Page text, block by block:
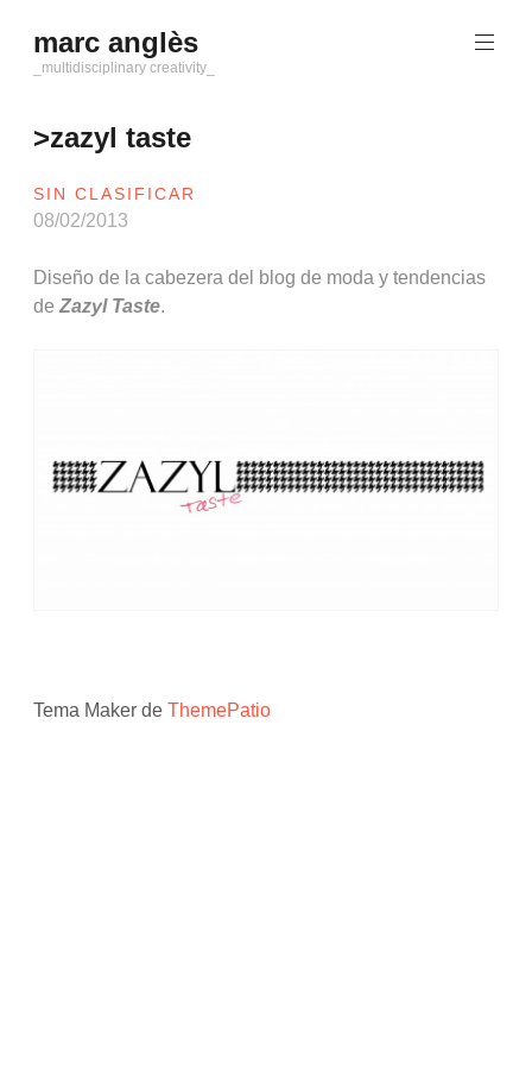
al
contenido
marc anglès
_multidisciplinary creativity_
>zazyl taste
SIN CLASIFICAR
08/02/2013
Diseño de la cabezera del blog de moda y tendencias
deZazyl Taste.
Tema Maker deThemePatio